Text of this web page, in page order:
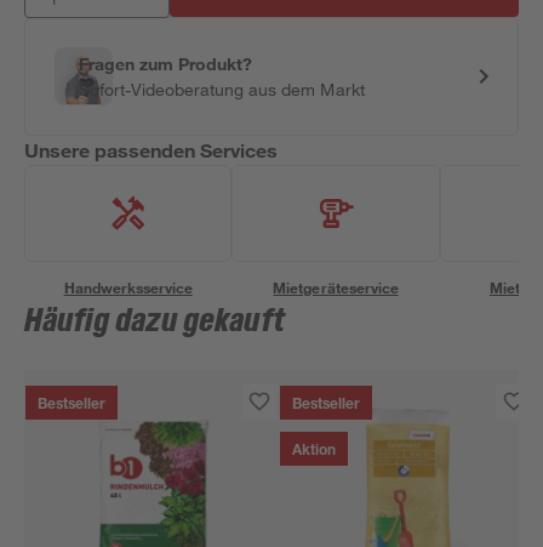
Fragen zum Produkt?
Sofort-Videoberatung aus dem Markt
Unsere passenden Services
Handwerksservice Mietgeräteservice
Häufig dazu gekauft
Bestseller Bestseller
Aktion